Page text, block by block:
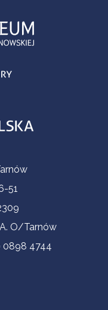
51
O/Tarnów
0898 4744